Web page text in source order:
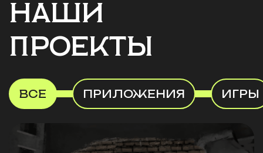
НАШИ
ПРОЕКТЫ
ВСЕ ПРИЛОЖЕНИЯ ИГРЫ